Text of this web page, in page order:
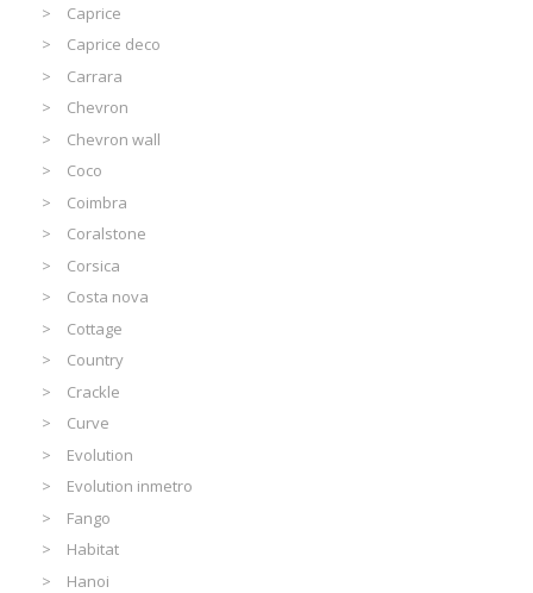
Caprice
Caprice deco
Carrara
Chevron
Chevron wall
Coco
Coimbra
Coralstone
Corsica
Costa nova
Cottage
Country
Crackle
Curve
Evolution
Evolution inmetro
Fango
Habitat
Hanoi